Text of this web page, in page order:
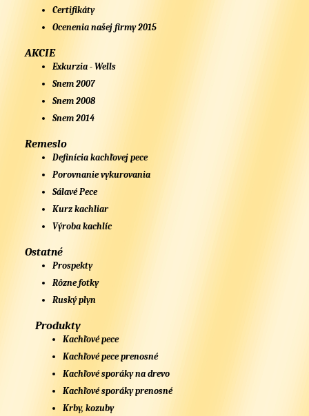
Certifikáty
Ocenenia našej firmy 2015
AKCIE
Exkurzia - Wells
Snem 2007
Snem 2008
Snem 2014
Remeslo
Definícia kachľovej pece
Porovnanie vykurovania
Sálavé Pece
Kurz kachliar
Výroba kachlíc
Ostatné
Prospekty
Rôzne fotky
Ruský plyn
Produkty
Kachľové pece
Kachľové pece prenosné
Kachľové sporáky na drevo
Kachľové sporáky prenosné
Krby, kozuby